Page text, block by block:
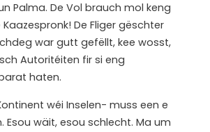
Palma. De Vol brauch mol keng
De Fliger gëschter
war gutt gefëllt, kee wosst,
Autoritéiten fir si eng
haten.
wéi Inselen- muss een e
Esou wäit, esou schlecht. Ma um